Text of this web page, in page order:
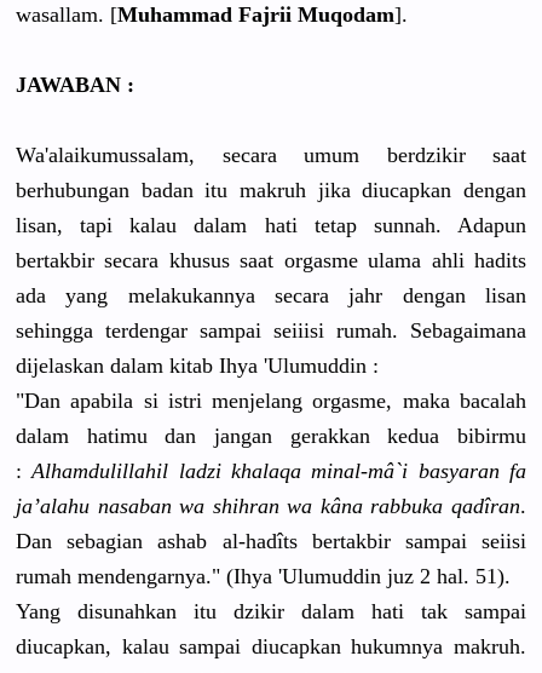
wasallam. [Muhammad Fajrii Muqodam].
JAWABAN :
Wa'alaikumussalam, secara umum berdzikir saat
berhubungan badan itu makruh jika diucapkan dengan
lisan, tapi kalau dalam hati tetap sunnah. Adapun
bertakbir secara khusus saat orgasme ulama ahli hadits
ada yang melakukannya secara jahr dengan lisan
sehingga terdengar sampai seiiisi rumah. Sebagaimana
dijelaskan dalam kitab Ihya 'Ulumuddin :
"Dan apabila si istri menjelang orgasme, maka bacalah
dalam hatimu dan jangan gerakkan kedua bibirmu
:Alhamdulillahil ladzi khalaqa minal-mâ`i basyaran fa
ja’alahu nasaban wa shihran wa kâna rabbuka qadîran.
Dan sebagian ashab al-hadîts bertakbir sampai seiisi
rumah mendengarnya." (Ihya 'Ulumuddin juz 2 hal. 51).
Yang disunahkan itu dzikir dalam hati tak sampai
diucapkan, kalau sampai diucapkan hukumnya makruh.